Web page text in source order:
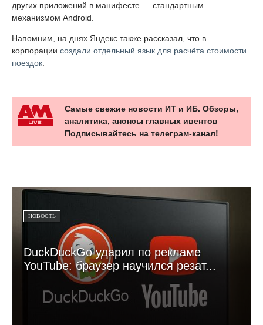
других приложений в манифесте — стандартным
механизмом Android.
Напомним, на днях Яндекс также рассказал, что в
корпорации создали отдельный язык для расчёта стоимости
поездок.
Самые свежие новости ИТ и ИБ. Обзоры,
аналитика, анонсы главных ивентов
Подписывайтесь на телеграм-канал!
НОВОСТЬ
DuckDuckGo ударил по рекламе
YouTube: браузер научился резат...